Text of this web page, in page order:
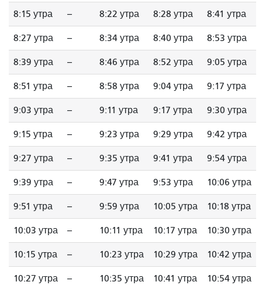
8:15 утра -- 8:22 утра 8:28 утра 8:41 утра
8:27 утра -- 8:34 утра 8:40 утра 8:53 утра
8:39 утра -- 8:46 утра 8:52 утра 9:05 утра
8:51 утра -- 8:58 утра 9:04 утра 9:17 утра
9:03 утра -- 9:11 утра 9:17 утра 9:30 утра
9:15 утра -- 9:23 утра 9:29 утра 9:42 утра
9:27 утра -- 9:35 утра 9:41 утра 9:54 утра
9:39 утра -- 9:47 утра 9:53 утра 10:06 утра
9:51 утра -- 9:59 утра 10:05 утра 10:18 утра
10:03 утра -- 10:11 утра 10:17 утра 10:30 утра
10:15 утра -- 10:23 утра 10:29 утра 10:42 утра
10:27 утра -- 10:35 утра 10:41 утра 10:54 утра